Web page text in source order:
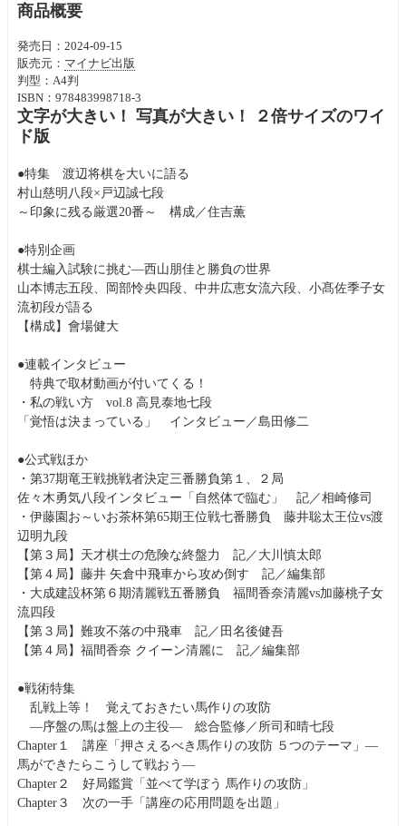
商品概要
発売日：2024-09-15
販売元： マイナビ出版
判型：A4判
ISBN：978483998718-3
文字が大きい！ 写真が大きい！ ２倍サイズのワイ
ド版
●特集 渡辺将棋を大いに語る
村山慈明八段×戸辺誠七段
～印象に残る厳選20番～ 構成／住吉薫
●特別企画
棋士編入試験に挑む―西山朋佳と勝負の世界
山本博志五段、岡部怜央四段、中井広恵女流六段、小髙佐季子女
流初段が語る
【構成】會場健大
●連載インタビュー
特典で取材動画が付いてくる！
・私の戦い方 vol.8 高見泰地七段
「覚悟は決まっている」 インタビュー／島田修二
●公式戦ほか
・第37期竜王戦挑戦者決定三番勝負第１、２局
佐々木勇気八段インタビュー「自然体で臨む」 記／相崎修司
・伊藤園お～いお茶杯第65期王位戦七番勝負 藤井聡太王位vs渡
辺明九段
【第３局】天才棋士の危険な終盤力 記／大川慎太郎
【第４局】藤井 矢倉中飛車から攻め倒す 記／編集部
・大成建設杯第６期清麗戦五番勝負 福間香奈清麗vs加藤桃子女
流四段
【第３局】難攻不落の中飛車 記／田名後健吾
【第４局】福間香奈 クイーン清麗に 記／編集部
●戦術特集
乱戦上等！ 覚えておきたい馬作りの攻防
―序盤の馬は盤上の主役― 総合監修／所司和晴七段
Chapter１ 講座「押さえるべき馬作りの攻防 ５つのテーマ」―
馬ができたらこうして戦おう―
Chapter２ 好局鑑賞「並べて学ぼう 馬作りの攻防」
Chapter３ 次の一手「講座の応用問題を出題」